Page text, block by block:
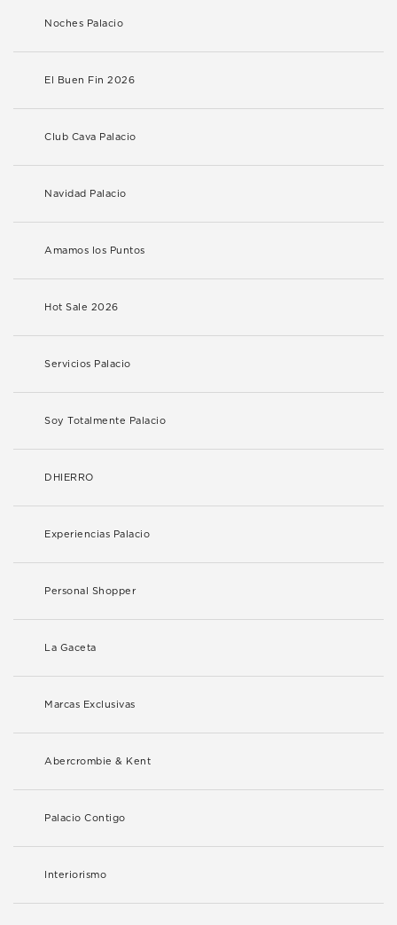
Noches Palacio
El Buen Fin 2026
Club Cava Palacio
Navidad Palacio
Amamos los Puntos
Hot Sale 2026
Servicios Palacio
Soy Totalmente Palacio
DHIERRO
Experiencias Palacio
Personal Shopper
La Gaceta
Marcas Exclusivas
Abercrombie & Kent
Palacio Contigo
Interiorismo